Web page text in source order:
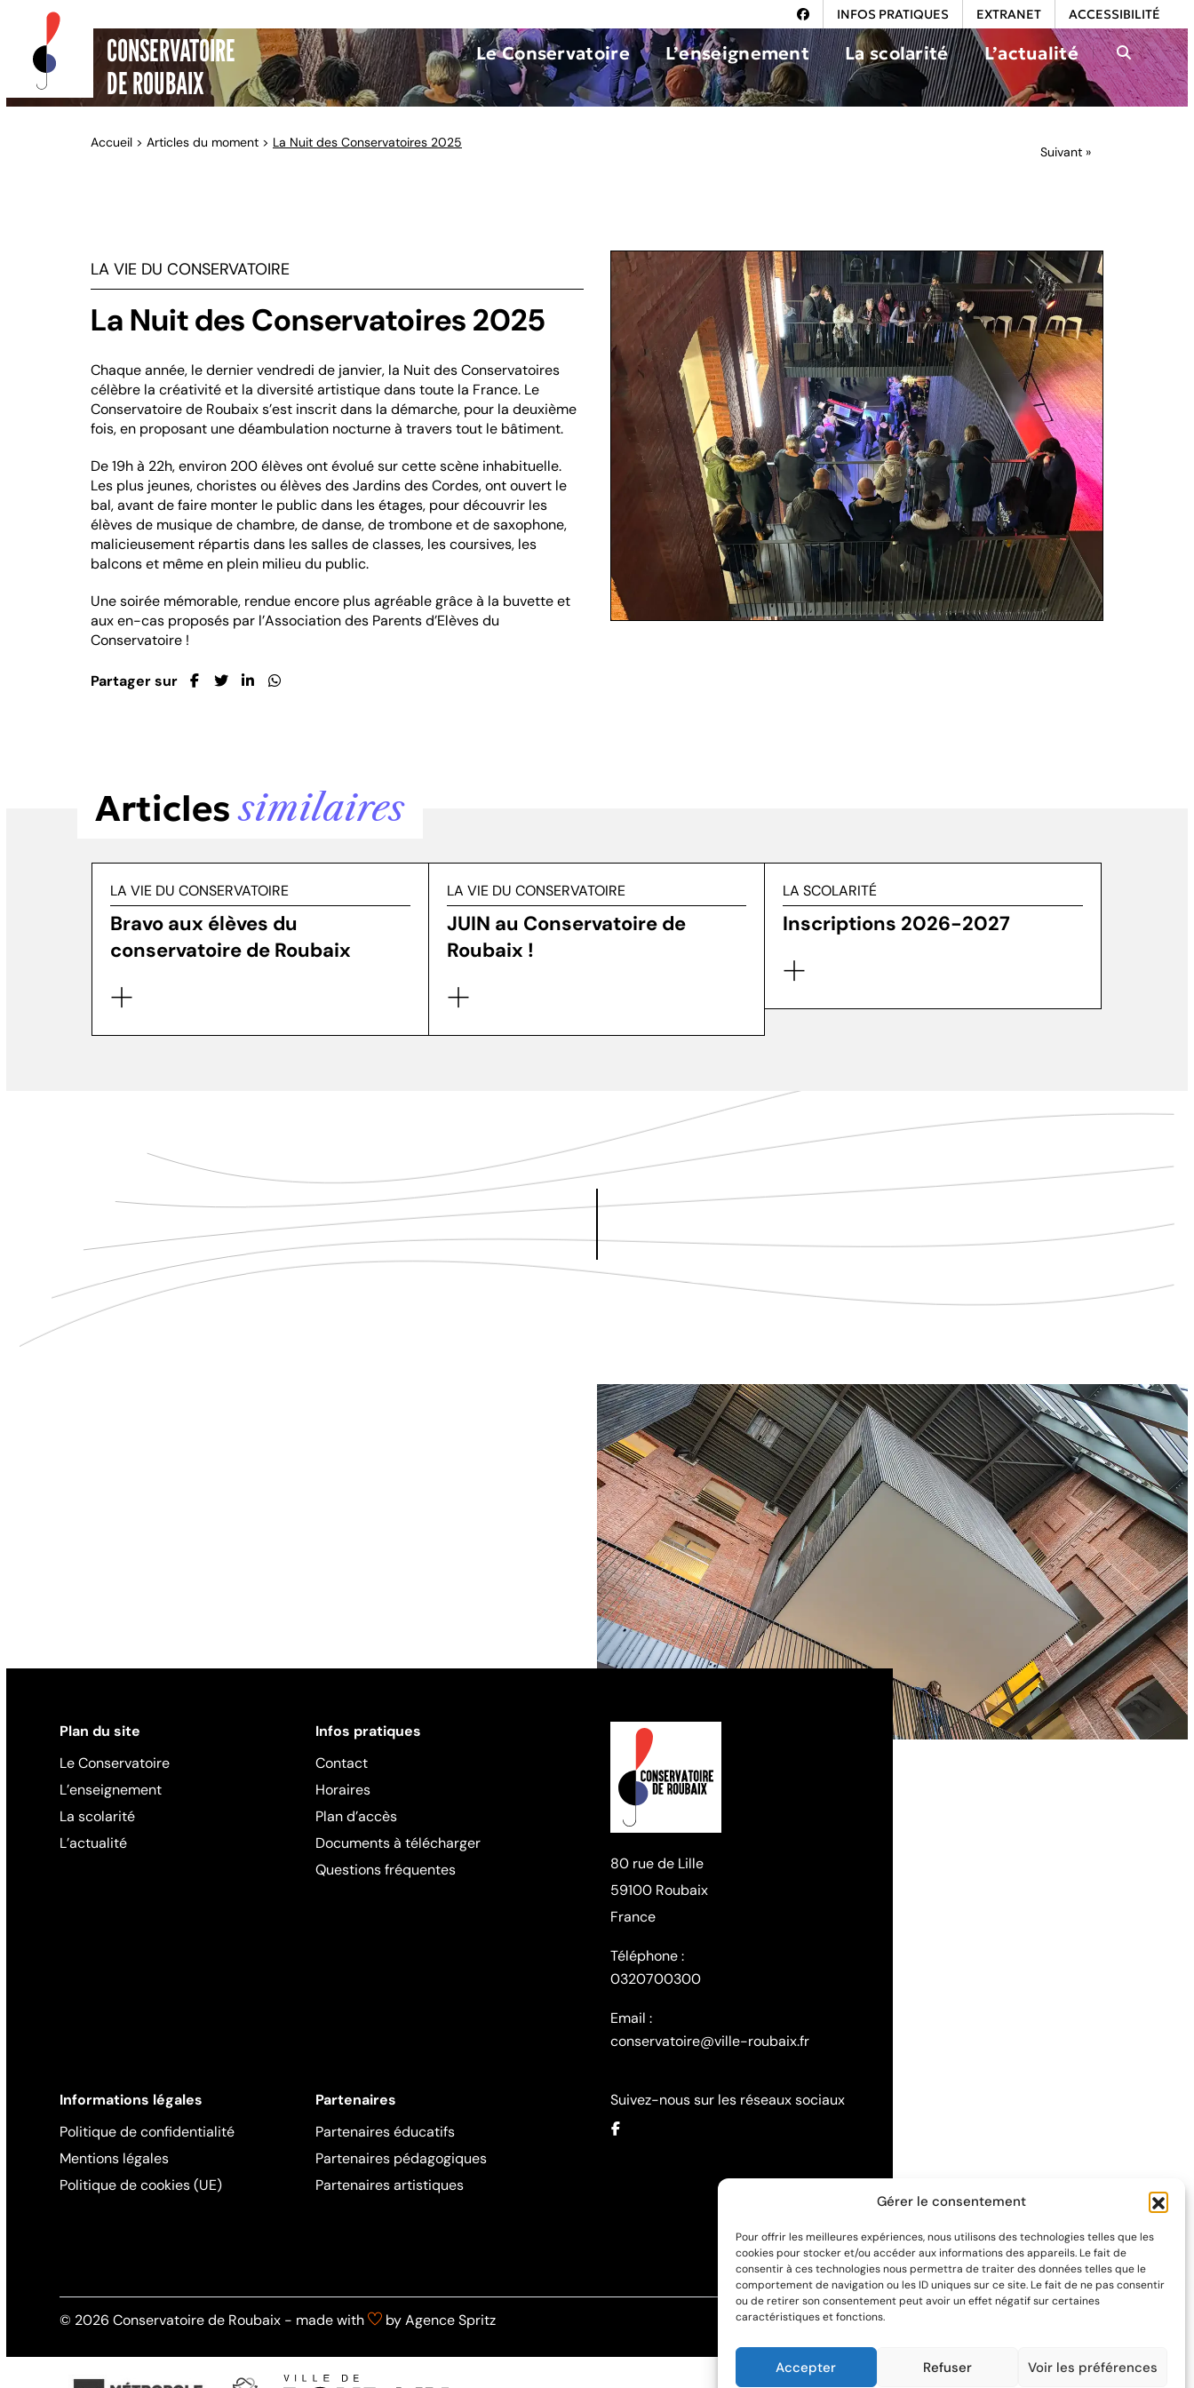
Gérer le consentement
Pour offrir les meilleures expériences, nous utilisons des technologies telles que les
cookies pour stocker et/ou accéder aux informations des appareils. Le fait de
consentir à ces technologies nous permettra de traiter des données telles que le
comportement de navigation ou les ID uniques sur ce site. Le fait de ne pas consentir
ou de retirer son consentement peut avoir un effet négatif sur certaines
caractéristiques et fonctions.
Accepter Refuser Voir les préférences
INFOS PRATIQUES EXTRANET ACCESSIBILITÉ
CONSERVATOIRE
DE ROUBAIX
Le Conservatoire L’enseignement La scolarité L’actualité
Accueil > Articles du moment > La Nuit des Conservatoires 2025
Suivant »
LA VIE DU CONSERVATOIRE
La Nuit des Conservatoires 2025
Chaque année, le dernier vendredi de janvier, la Nuit des Conservatoires
célèbre la créativité et la diversité artistique dans toute la France. Le
Conservatoire de Roubaix s’est inscrit dans la démarche, pour la deuxième
fois, en proposant une déambulation nocturne à travers tout le bâtiment.
De 19h à 22h, environ 200 élèves ont évolué sur cette scène inhabituelle.
Les plus jeunes, choristes ou élèves des Jardins des Cordes, ont ouvert le
bal, avant de faire monter le public dans les étages, pour découvrir les
élèves de musique de chambre, de danse, de trombone et de saxophone,
malicieusement répartis dans les salles de classes, les coursives, les
balcons et même en plein milieu du public.
Une soirée mémorable, rendue encore plus agréable grâce à la buvette et
aux en-cas proposés par l’Association des Parents d’Elèves du
Conservatoire !
Partager sur
Articlessimilaires
LA VIE DU CONSERVATOIRE
Bravo aux élèves du
conservatoire de Roubaix
LA VIE DU CONSERVATOIRE
JUIN au Conservatoire de
Roubaix !
LA SCOLARITÉ
Inscriptions 2026-2027
Plan du site
Le Conservatoire
L’enseignement
La scolarité
L’actualité
Infos pratiques
Contact
Horaires
Plan d’accès
Documents à télécharger
Questions fréquentes
80 rue de Lille
59100 Roubaix
France
Téléphone :
0320700300
Email :
conservatoire@ville-roubaix.fr
Informations légales
Politique de confidentialité
Mentions légales
Politique de cookies (UE)
Partenaires
Partenaires éducatifs
Partenaires pédagogiques
Partenaires artistiques
Suivez-nous sur les réseaux sociaux
© 2026 Conservatoire de Roubaix - made with by Agence Spritz